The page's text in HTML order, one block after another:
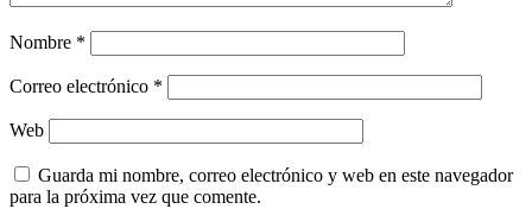
Nombre *
Correo electrónico *
Web
Guarda mi nombre, correo electrónico y web en este navegador
para la próxima vez que comente.